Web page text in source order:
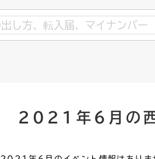
保険・年金
墓地・斎場
戸籍謄本・抄本
教育
学級閉鎖
福祉
文化財
カーボンニュートラル
福祉・介護
庁舎案内
統計
情報公開・個人情報
2021年6月の西